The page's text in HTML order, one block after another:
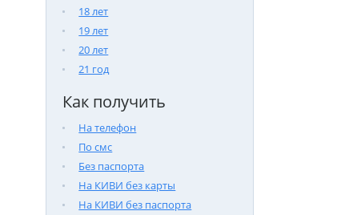
18 лет
19 лет
20 лет
21 год
Как получить
На телефон
По смс
Без паспорта
На КИВИ без карты
На КИВИ без паспорта